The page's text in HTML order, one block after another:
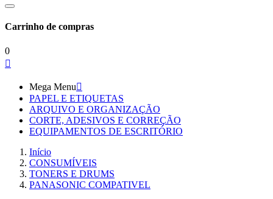
Carrinho de compras
0

Mega Menu
PAPEL E ETIQUETAS
ARQUIVO E ORGANIZAÇÃO
CORTE, ADESIVOS E CORREÇÃO
EQUIPAMENTOS DE ESCRITÓRIO
Início
CONSUMÍVEIS
TONERS E DRUMS
PANASONIC COMPATIVEL